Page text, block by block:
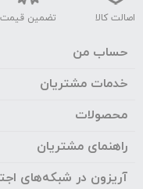
اصالت کالا تضمین قیمت
حساب من
خدمات مشتریان
محصولات
راهنمای مشتریان
آریزون در شبکه‌های